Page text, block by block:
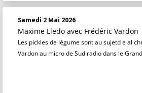
Samedi 2 Mai 2026
Maxime Lledo avec Frédéric Vardon
Les pickles de légume sont au sujetd e al
Vardon au micro de Sud radio dans le